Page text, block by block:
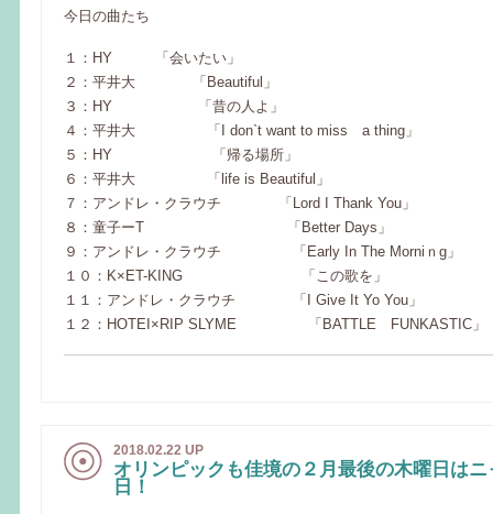
今日の曲たち
１：HY 「会いたい」
２：平井大 「Beautiful」
３：HY 「昔の人よ」
４：平井大 「I don`t want to miss a thing」
５：HY 「帰る場所」
６：平井大 「life is Beautiful」
７：アンドレ・クラウチ 「Lord I Thank You」
８：童子ーT 「Better Days」
９：アンドレ・クラウチ 「Early In The Morniｎg」
１０：K×ET-KING 「この歌を」
１１：アンドレ・クラウチ 「I Give It Yo You」
１２：HOTEI×RIP SLYME 「BATTLE FUNKASTIC」
2018.02.22 UP
オリンピックも佳境の２月最後の木曜日は
日！